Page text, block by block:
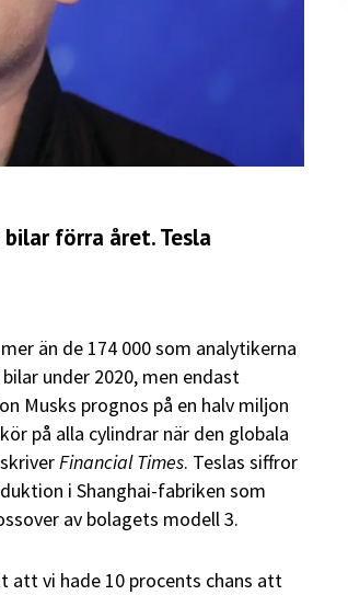
förra året. Tesla
än de 174 000 som analytikerna
under 2020, men endast
Musks prognos på en halv miljon
på alla cylindrar när den globala
Financial Times. Teslas siffror
i Shanghai-fabriken som
av bolagets modell 3.
vi hade 10 procents chans att